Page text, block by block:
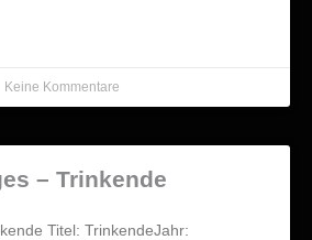
Keine Kommentare
– Trinkende
Titel: TrinkendeJahr: